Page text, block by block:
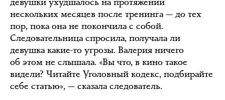
нескольких месяцев после тренинга — до тех
пор, пока она не покончила с собой.
Следовательница спросила, получала ли
девушка какие-то угрозы. Валерия ничего
об этом не слышала. «Вы что, в кино такое
видели? Читайте Уголовный кодекс, подбирайте
себе статью», — сказала следователь.